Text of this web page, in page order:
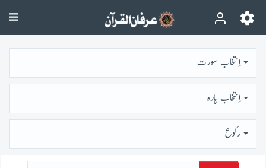
اِنتخاب سورت
اِنتخاب پارہ
رُكوع